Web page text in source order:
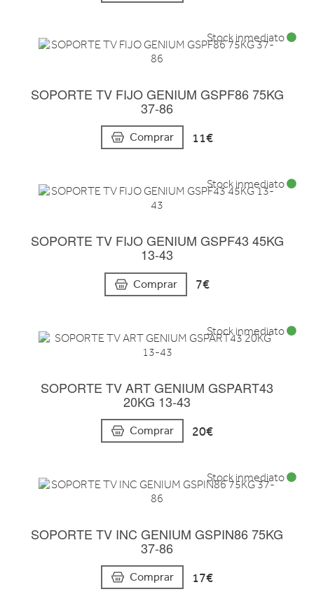
SOPORTE TV FIJO GENIUM GSPF86 75KG
37-86
Comprar 11€
Stock inmediato
SOPORTE TV FIJO GENIUM GSPF43 45KG
13-43
Comprar 7€
Stock inmediato
SOPORTE TV ART GENIUM GSPART43
20KG 13-43
Comprar 20€
Stock inmediato
SOPORTE TV INC GENIUM GSPIN86 75KG
37-86
Comprar 17€
Stock inmediato